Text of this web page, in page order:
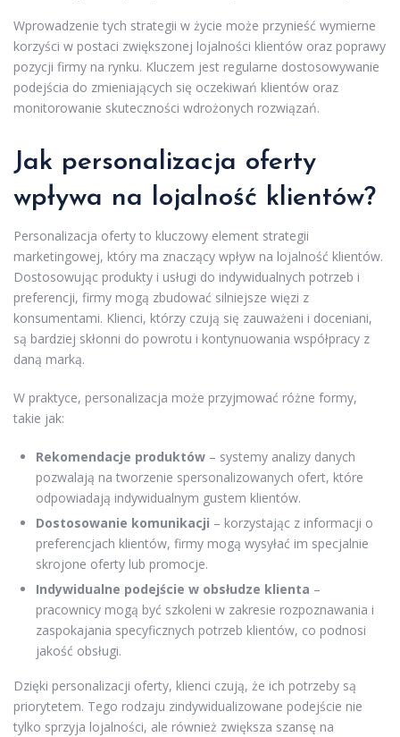
Wprowadzenie tych strategii w życie może przynieść wymierne
korzyści w postaci zwiększonej lojalności klientów oraz poprawy
pozycji firmy na rynku. Kluczem jest regularne dostosowywanie
podejścia do zmieniających się oczekiwań klientów oraz
monitorowanie skuteczności wdrożonych rozwiązań.
Jak personalizacja oferty
wpływa na lojalność klientów?
Personalizacja oferty to kluczowy element strategii
marketingowej, który ma znaczący wpływ na lojalność klientów.
Dostosowując produkty i usługi do indywidualnych potrzeb i
preferencji, firmy mogą zbudować silniejsze więzi z
konsumentami. Klienci, którzy czują się zauważeni i doceniani,
są bardziej skłonni do powrotu i kontynuowania współpracy z
daną marką.
W praktyce, personalizacja może przyjmować różne formy,
takie jak:
Rekomendacje produktów – systemy analizy danych
pozwalają na tworzenie spersonalizowanych ofert, które
odpowiadają indywidualnym gustem klientów.
Dostosowanie komunikacji – korzystając z informacji o
preferencjach klientów, firmy mogą wysyłać im specjalnie
skrojone oferty lub promocje.
Indywidualne podejście w obsłudze klienta –
pracownicy mogą być szkoleni w zakresie rozpoznawania i
zaspokajania specyficznych potrzeb klientów, co podnosi
jakość obsługi.
Dzięki personalizacji oferty, klienci czują, że ich potrzeby są
priorytetem. Tego rodzaju zindywidualizowane podejście nie
tylko sprzyja lojalności, ale również zwiększa szansę na